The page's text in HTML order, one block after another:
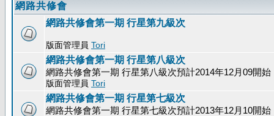
網路共修會
網路共修會第一期 行星第九級次
版面管理員 Tori
網路共修會第一期 行星第八級次
網路共修會第一期 行星第八級次預計2014年12月09開始
版面管理員 Tori
網路共修會第一期 行星第七級次
網路共修會第一期 行星第七級次預計2013年12月10開始